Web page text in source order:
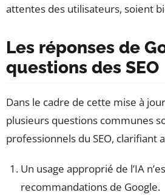
attentes des utilisateurs, soient
Les réponses de
questions des SEO
Dans le cadre de cette mise à
plusieurs questions communes
professionnels du SEO, clarifiant
Un usage approprié de l’IA
recommandations de Google.